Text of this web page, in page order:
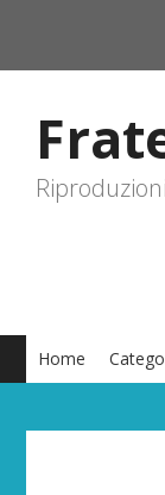
contenuto
Home